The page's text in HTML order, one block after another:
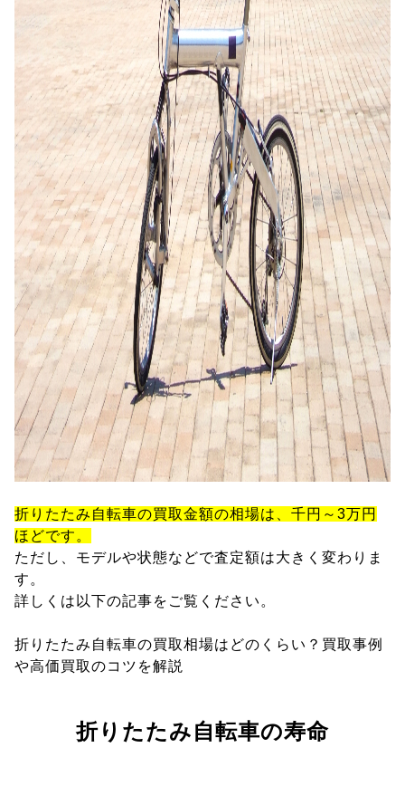
折りたたみ自転車の買取金額の相場は、千円～3万円
ほどです。
ただし、モデルや状態などで査定額は大きく変わりま
す。
詳しくは以下の記事をご覧ください。
折りたたみ自転車の買取相場はどのくらい？買取事例
や高価買取のコツを解説
折りたたみ自転車の寿命